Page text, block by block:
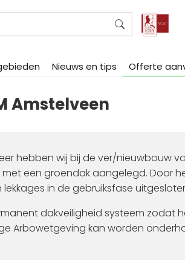
Nieuws en tips Offerte
Amstelveen
hebben wij bij de ver/nieuwbouw
een groendak aangelegd. Door
in de gebruiksfase
dakveiligheid systeem zodat
Arbowetgeving kan worden